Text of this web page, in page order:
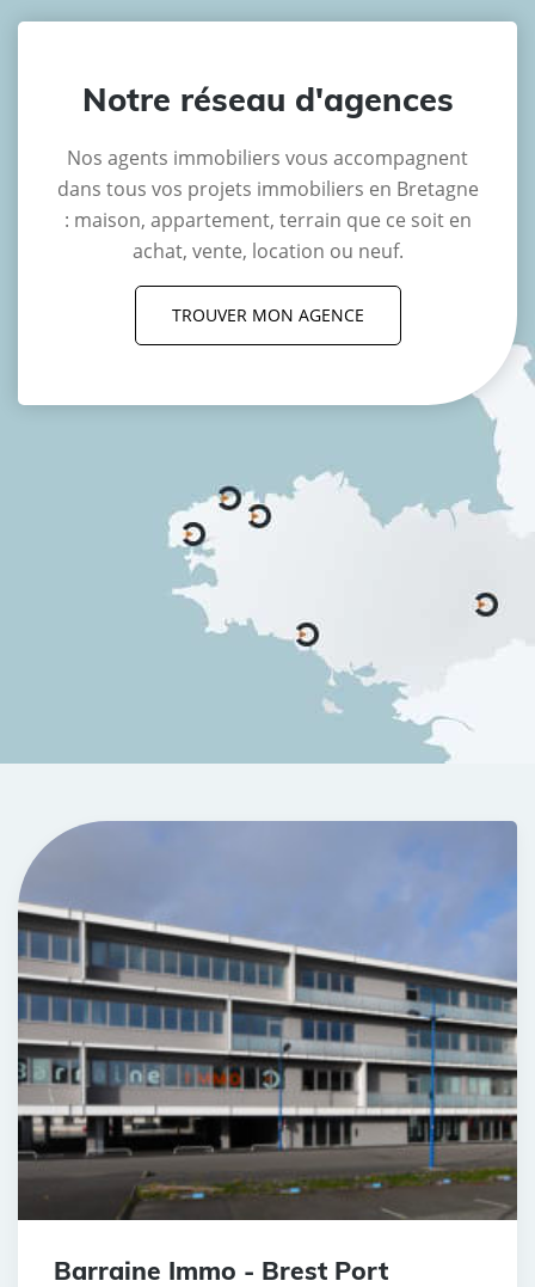
Notre réseau d'agences
Nos agents immobiliers vous accompagnent
dans tous vos projets immobiliers en Bretagne
: maison, appartement, terrain que ce soit en
achat, vente, location ou neuf.
TROUVER MON AGENCE
Barraine Immo - Brest Port